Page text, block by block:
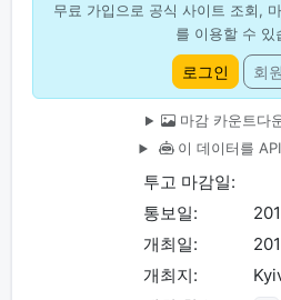
무료 가입으로 공식 사이트 조회,
를 이용할 수 있
로그인 회
마감 카운트다
이 데이터를
투고 마감일:
통보일:
개최일:
개최지: